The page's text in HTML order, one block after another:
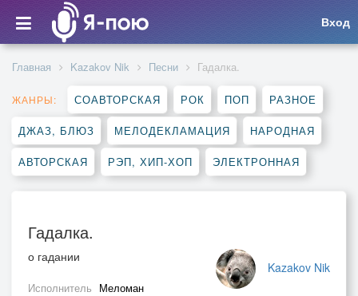
Вход
Главная Kazakov Nik Песни Гадалка.
ЖАНРЫ: СОАВТОРСКАЯ РОК ПОП РАЗНОЕ
ДЖАЗ, БЛЮЗ МЕЛОДЕКЛАМАЦИЯ НАРОДНАЯ
АВТОРСКАЯ РЭП, ХИП-ХОП ЭЛЕКТРОННАЯ
Гадалка.
Kazakov Nik
о гадании
Исполнитель Меломан